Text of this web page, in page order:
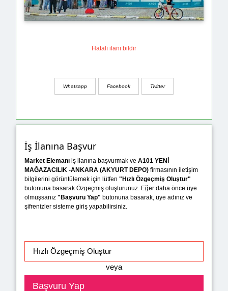
Hatalı ilanı bildir
Whatsapp Facebook Twitter
İş İlanına Başvur
Market Elemanı iş ilanına başvurmak ve A101 YENİ
MAĞAZACILIK -ANKARA (AKYURT DEPO) firmasının iletişim
bilgilerini görüntülemek için lütfen "Hızlı Özgeçmiş Oluştur"
butonuna basarak Özgeçmiş oluşturunuz. Eğer daha önce üye
olmuşsanız "Başvuru Yap" butonuna basarak, üye adınız ve
şifrenizler sisteme giriş yapabilirsiniz.
veya